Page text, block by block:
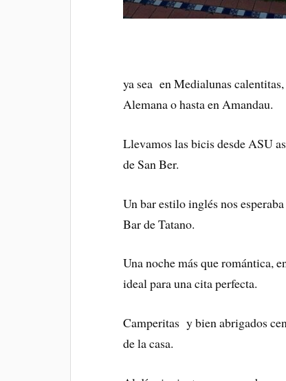
ya sea en Medialunas
Alemana o hasta en Amandau.
Llevamos las bicis desde ASU
de San Ber.
Un bar estilo inglés nos
Bar de Tatano.
Una noche más que romántica,
ideal para una cita perfecta.
Camperitas y bien abrigados
de la casa.